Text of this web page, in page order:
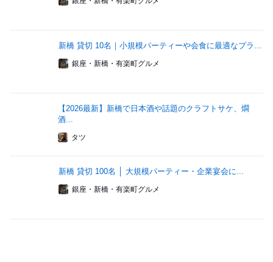
新橋 貸切 10名｜小規模パーティーや会食に最適なプラ...
銀座・新橋・有楽町グルメ
【2026最新】新橋で日本酒や話題のクラフトサケ、燗
酒...
タツ
新橋 貸切 100名 │ 大規模パーティー・企業宴会に...
銀座・新橋・有楽町グルメ